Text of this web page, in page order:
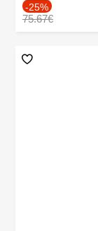
-25%
75.67€